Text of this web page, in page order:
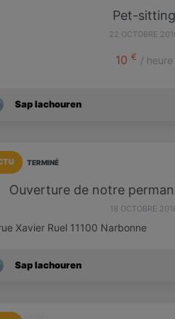
Pet-sitting
22 OCTOBRE
10 € / heure
Sap Iachouren
TERMINÉ
Ouverture de notre
18 OCTOBRE
Xavier Ruel 11100 Narbonne
Sap Iachouren